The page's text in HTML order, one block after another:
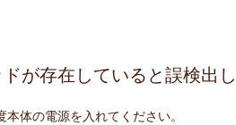
が存在していると誤検出し
体の電源を入れてください。